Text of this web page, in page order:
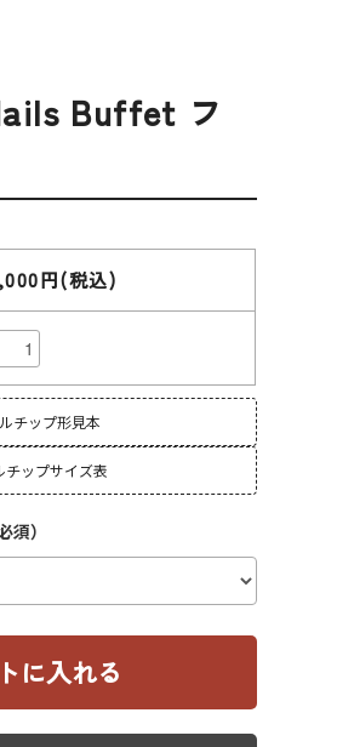
Buffet フ
円(税込)
チップ形見本
チップサイズ表
）